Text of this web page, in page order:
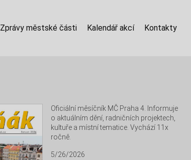
Zprávy městské části Kalendář akcí Kontakty
Oficiální měsíčník MČ Praha 4. Informuje
o aktuálním dění, radničních projektech,
kultuře a místní tematice. Vychází 11x
ročně.
5/26/2026